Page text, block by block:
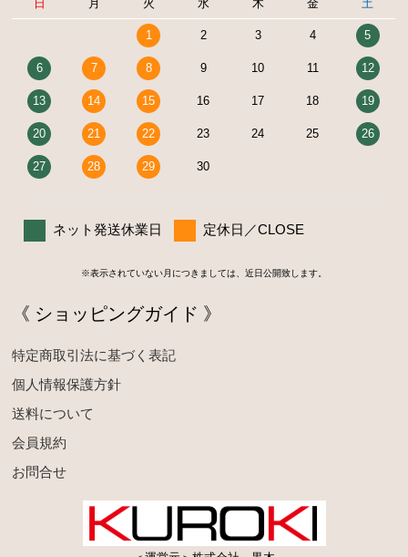
日 月 火 水 木 金 土
1 2 3 4 5
6 7 8 9 10 11 12
13 14 15 16 17 18 19
20 21 22 23 24 25 26
27 28 29 30
ネット発送休業日 定休日／CLOSE
※表示されていない月につきましては、近日公開致します。
《 ショッピングガイド 》
特定商取引法に基づく表記
個人情報保護方針
送料について
会員規約
お問合せ